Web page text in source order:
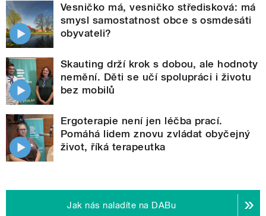
Vesničko má, vesničko středisková: má
smysl samostatnost obce s osmdesáti
obyvateli?
Skauting drží krok s dobou, ale hodnoty
nemění. Děti se učí spolupráci i životu
bez mobilů
Ergoterapie není jen léčba prací.
Pomáhá lidem znovu zvládat obyčejný
život, říká terapeutka
Jak nás naladíte na DABu